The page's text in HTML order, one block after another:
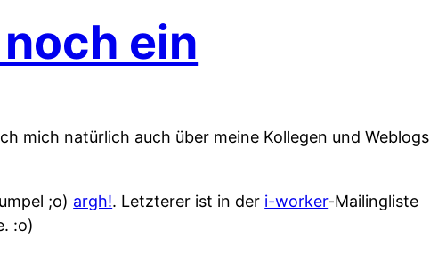
ein
mich natürlich auch über meine Kollegen und Weblogs
;o) argh!. Letzterer ist in der i-worker-Mailingliste
:o)